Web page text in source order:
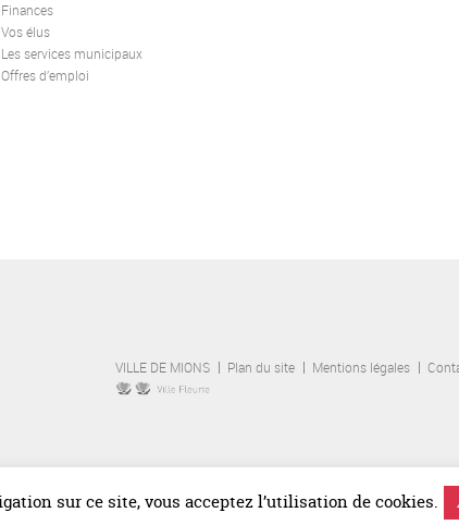
Finances
Vos élus
Les services municipaux
Offres d’emploi
VILLE DE MIONS Plan du site Mentions légales
sur ce site, vous acceptez l’utilisation de cookies.